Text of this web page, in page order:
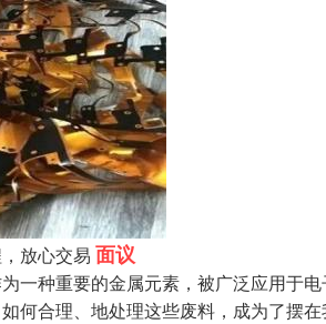
放心交易 面议
一种重要的金属元素，被广泛应用于
何合理、地处理这些废料，成为了摆